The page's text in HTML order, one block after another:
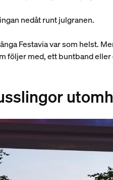
nedåt runt julgranen.
Festavia var som helst.
följer med, ett buntband